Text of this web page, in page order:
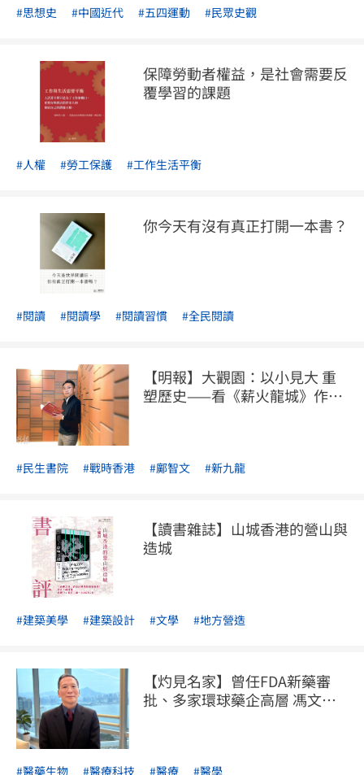
#思想史 #中國近代 #五四運動 #民眾史觀
保障勞動者權益，是社會需要反
覆學習的課題
#人權 #勞工保護 #工作生活平衡
你今天有沒有真正打開一本書？
#閱讀 #閱讀學 #閱讀習慣 #全民閱讀
【明報】大觀園：以小見大 重
塑歷史——看《薪火龍城》作者
#民生書院 #戰時香港 #鄺智文 #新九龍
【讀書雜誌】山城香港的營山與
造城
#建築美學 #建築設計 #文學 #地方營造
【灼見名家】曾任FDA新藥審
批、多家環球藥企高層 馮文昌
#醫藥生物 #醫療科技 #醫療 #醫學